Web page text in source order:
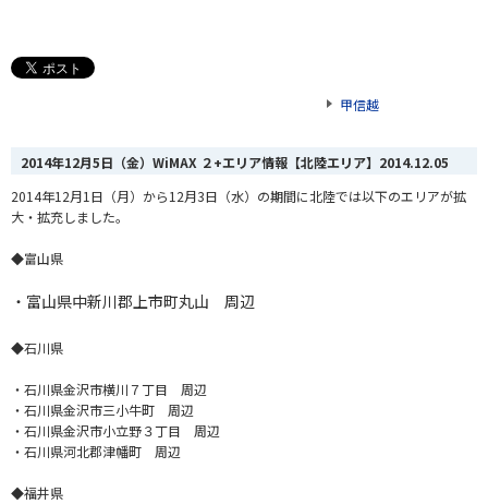
甲信越
2014年12月5日（金）WiMAX ２+エリア情報【北陸エリア】 2014.12.05
2014年12月1日（月）から12月3日（水）の期間に北陸では以下のエリアが拡
大・拡充しました。
◆富山県
・富山県中新川郡上市町丸山 周辺
◆石川県
・石川県金沢市横川７丁目 周辺
・石川県金沢市三小牛町 周辺
・石川県金沢市小立野３丁目 周辺
・石川県河北郡津幡町 周辺
◆福井県